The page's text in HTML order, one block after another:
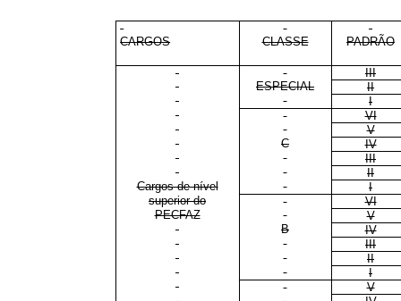
CARGOS CLASSE PADRÃO
III
ESPECIAL
II
I
VI
V
C
IV
III
II
Cargos de nível
I
superior do
VI
PECFAZ
V
B
IV
III
II
I
V